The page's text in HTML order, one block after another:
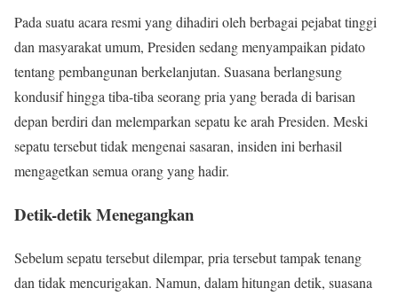
Pada suatu acara resmi yang dihadiri oleh berbagai pejabat tinggi
dan masyarakat umum, Presiden sedang menyampaikan pidato
tentang pembangunan berkelanjutan. Suasana berlangsung
kondusif hingga tiba-tiba seorang pria yang berada di barisan
depan berdiri dan melemparkan sepatu ke arah Presiden. Meski
sepatu tersebut tidak mengenai sasaran, insiden ini berhasil
mengagetkan semua orang yang hadir.
Detik-detik Menegangkan
Sebelum sepatu tersebut dilempar, pria tersebut tampak tenang
dan tidak mencurigakan. Namun, dalam hitungan detik, suasana